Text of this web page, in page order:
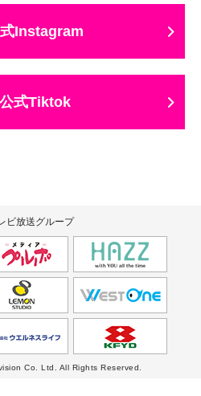
Instagram
式Tiktok
ビ放送グループ
Co. Ltd. All Rights Reserved.